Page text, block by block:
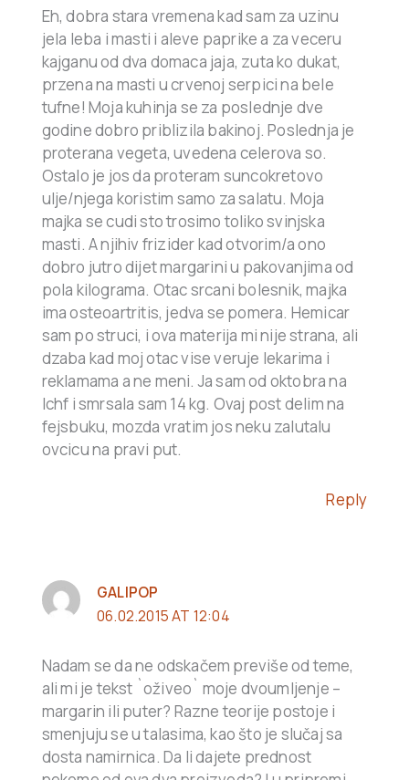
Eh, dobra stara vremena kad sam za uzinu
jela leba i masti i aleve paprike a za veceru
kajganu od dva domaca jaja, zuta ko dukat,
przena na masti u crvenoj serpici na bele
tufne! Moja kuhinja se za poslednje dve
godine dobro priblizila bakinoj. Poslednja je
proterana vegeta, uvedena celerova so.
Ostalo je jos da proteram suncokretovo
ulje/njega koristim samo za salatu. Moja
majka se cudi sto trosimo toliko svinjska
masti. A njihiv frizider kad otvorim/a ono
dobro jutro dijet margarini u pakovanjima od
pola kilograma. Otac srcani bolesnik, majka
ima osteoartritis, jedva se pomera. Hemicar
sam po struci, i ova materija mi nije strana, ali
dzaba kad moj otac vise veruje lekarima i
reklamama a ne meni. Ja sam od oktobra na
lchf i smrsala sam 14 kg. Ovaj post delim na
fejsbuku, mozda vratim jos neku zalutalu
ovcicu na pravi put.
Reply
GALIPOP
06.02.2015 AT 12:04
Nadam se da ne odskačem previše od teme,
ali mi je tekst `oživeo` moje dvoumljenje –
margarin ili puter? Razne teorije postoje i
smenjuju se u talasima, kao što je slučaj sa
dosta namirnica. Da li dajete prednost